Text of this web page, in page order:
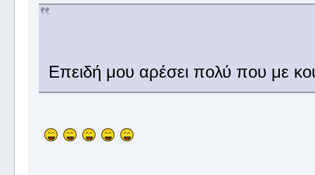
Επειδή μου αρέσει πολύ που με